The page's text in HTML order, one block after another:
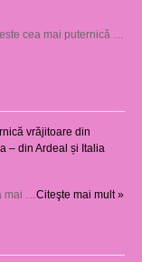
cea mai puternică …
vrăjitoare din
– din Ardeal și Italia
mai … Citeşte mai mult »